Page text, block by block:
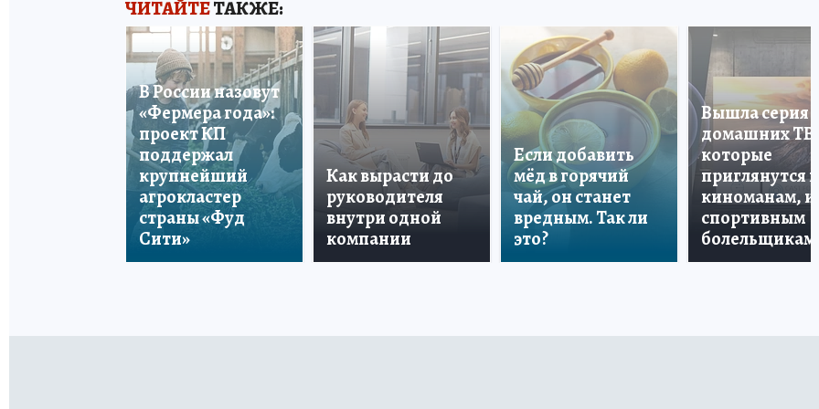
ЧИТАЙТЕТАКЖЕ:
В России назовут
«Фермера года»:
проект КП
поддержал
крупнейший
агрокластер
страны «Фуд
Сити»
Как вырасти до
руководителя
внутри одной
компании
Если добавить
мёд в горячий
чай, он станет
вредным. Так ли
это?
Вышла серия
домашних ТВ,
которые
приглянутся и
киноманам, и
спортивным
болельщикам